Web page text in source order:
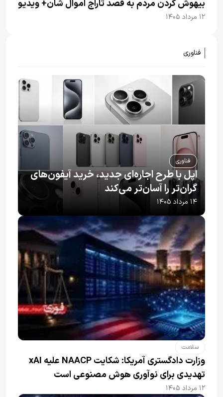
بیهوش کردن مردم به قصد تاراج اموال شان+ ویدیو
۱۲ مرداد ۱۴۰۵
فناوری
فناوری
اپل با طرح اجاره‌ای جدید، خرید آیفون‌های
گران‌تر را آسان‌تر می‌کند
۱۴ مرداد ۱۴۰۵
سلامت
وزارت دادگستری آمریکا: شکایت NAACP علیه xAI
تهدیدی برای نوآوری هوش مصنوعی است
۱۲ مرداد ۱۴۰۵